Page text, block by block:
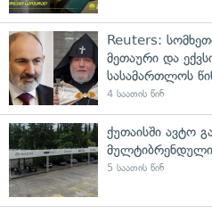
Reuters:
მეთაური და
სასამართლოს
4 საათის წინ
ქუთაისში ავტო
მულტიბრენდული
5 საათის წინ